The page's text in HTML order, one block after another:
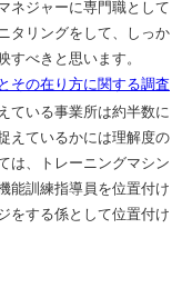
ネジャーに専門職として
タリングをして、しっか
すべきと思います。
その在り方に関する調査
ている事業所は約半数に
えているかには理解度の
は、トレーニングマシン
能訓練指導員を位置付け
をする係として位置付け